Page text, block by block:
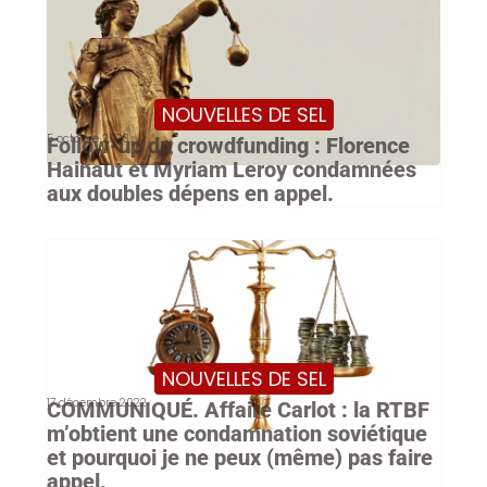
NOUVELLES DE SEL
5 octobre 2023
Follow-up du crowdfunding : Florence
Hainaut et Myriam Leroy condamnées
aux doubles dépens en appel.
NOUVELLES DE SEL
17 décembre 2022
COMMUNIQUÉ. Affaire Carlot : la RTBF
m’obtient une condamnation soviétique
et pourquoi je ne peux (même) pas faire
appel.